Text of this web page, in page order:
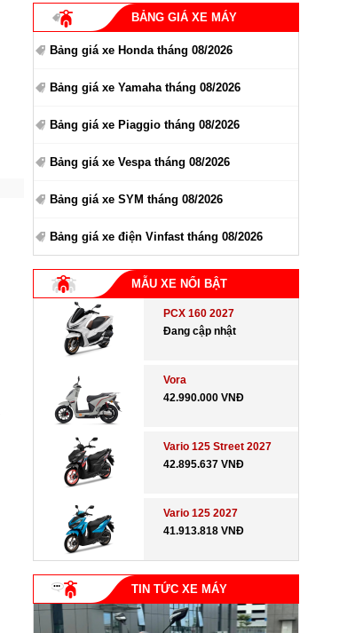
BẢNG GIÁ XE MÁY
Bảng giá xe Honda tháng 08/2026
Bảng giá xe Yamaha tháng 08/2026
Bảng giá xe Piaggio tháng 08/2026
Bảng giá xe Vespa tháng 08/2026
Bảng giá xe SYM tháng 08/2026
Bảng giá xe điện Vinfast tháng 08/2026
MẪU XE NỔI BẬT
PCX 160 2027
Đang cập nhật
Vora
42.990.000 VNĐ
Vario 125 Street 2027
42.895.637 VNĐ
Vario 125 2027
41.913.818 VNĐ
TIN TỨC XE MÁY